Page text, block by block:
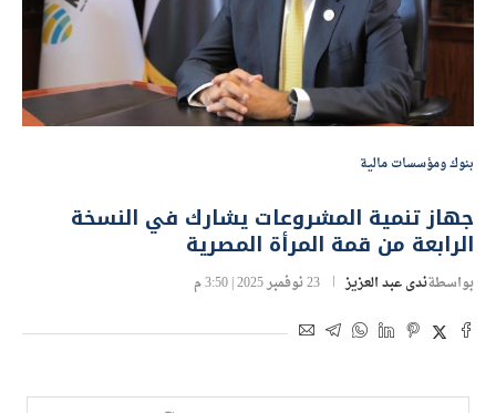
بنوك ومؤسسات مالية
جهاز تنمية المشروعات يشارك في النسخة
الرابعة من قمة المرأة المصرية
بواسطةندى عبد العزيز 23 نوفمبر 2025 | 3:50 م